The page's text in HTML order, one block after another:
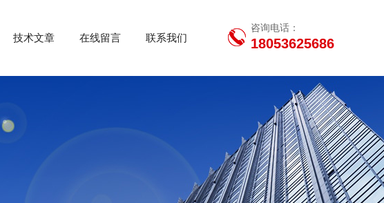
技术文章 在线留言 联系我们
咨询电话：
18053625686